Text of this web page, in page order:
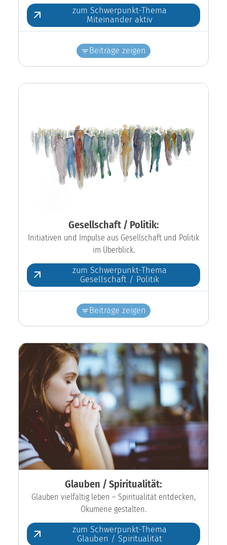
zum Schwerpunkt-Thema
Miteinander aktiv
Beiträge zeigen
Gesellschaft / Politik:
Initiativen und Impulse aus Gesellschaft und Politik
im Überblick.
zum Schwerpunkt-Thema
Gesellschaft / Politik
Beiträge zeigen
Glauben / Spiritualität:
Glauben vielfältig leben – Spiritualität entdecken,
Ökumene gestalten.
zum Schwerpunkt-Thema
Glauben / Spiritualität